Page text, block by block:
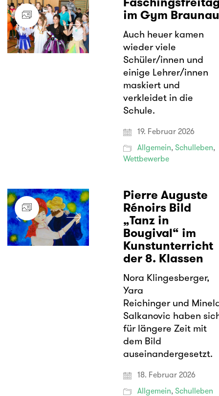
im Gym
Auch heuer kamen
wieder viele
Schüler/innen und
einige Lehrer/innen
maskiert und
verkleidet in die
Schule.
19. Februar 2026
Allgemein,Schulleben,
Wettbewerbe
Pierre Auguste
Rénoirs Bild
„Tanz in
Bougival“ im
Kunstunterricht
der 8. Klassen
Nora Klingesberger,
Yara
Reichinger und
Salkanovic haben
für längere Zeit mit
dem Bild
auseinandergesetzt.
18. Februar 2026
Allgemein,Schulleben